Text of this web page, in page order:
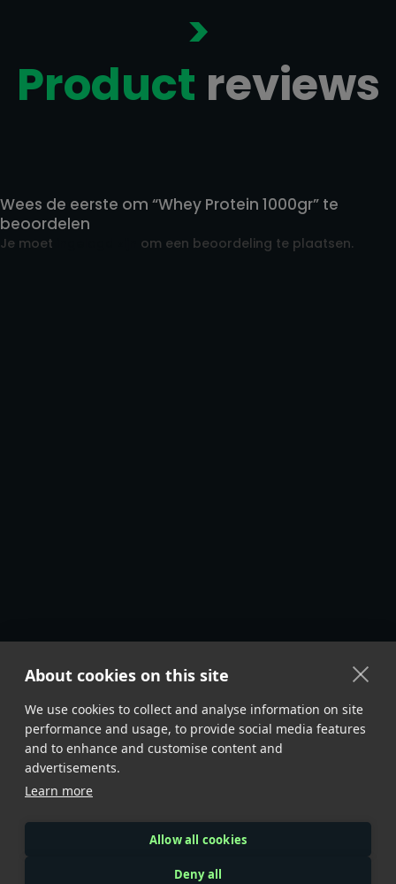
>
Product reviews
Wees de eerste om “Whey Protein 1000gr” te
beoordelen
Je moet om een beoordeling te plaatsen.
About cookies on this site
We use cookies to collect and analyse information on site
performance and usage, to provide social media features
and to enhance and customise content and
advertisements.
Learn more
Allow all cookies
Deny all